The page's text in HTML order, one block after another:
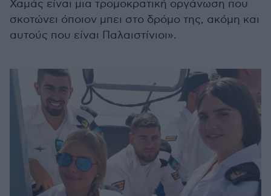
Χαμάς είναι μια τρομοκρατική οργάνωση που
σκοτώνει όποιον μπει στο δρόμο της, ακόμη και
αυτούς που είναι Παλαιστίνιοι».